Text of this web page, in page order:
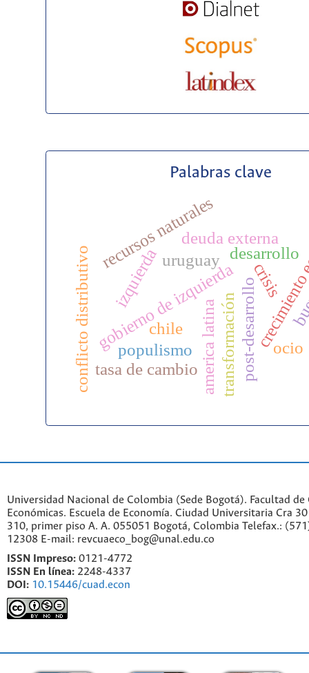
Palabras clave
america latina
gobierno de izquierda
desarrollo
izquierda post-desarrollo
conflicto distributivo
deuda externa
tasa de cambio
uruguay
populismo
recursos naturales
chile
crisis
transformación ocio
Universidad Nacional de Colombia (Sede Bogotá). Facultad de
Económicas. Escuela de Economía. Ciudad Universitaria Cra
310, primer piso A. A. 055051 Bogotá, Colombia Telefax.:
12308 E-mail: revcuaeco_bog@unal.edu.co
ISSN Impreso: 0121-4772
ISSN En línea: 2248-4337
DOI: 10.15446/cuad.econ